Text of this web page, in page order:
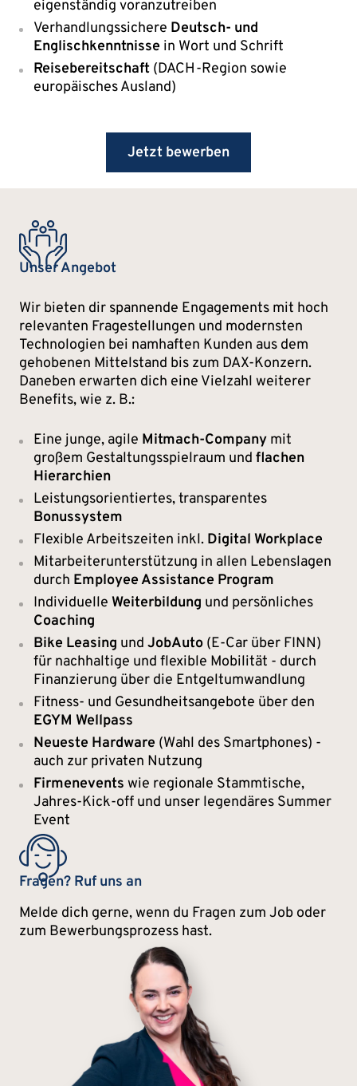
eigenständig voranzutreiben
Verhandlungssichere Deutsch- und
Englischkenntnisse in Wort und Schrift
Reisebereitschaft (DACH-Region sowie
europäisches Ausland)
Jetzt bewerben
Unser Angebot
Wir bieten dir spannende Engagements mit hoch
relevanten Fragestellungen und modernsten
Technologien bei namhaften Kunden aus dem
gehobenen Mittelstand bis zum DAX-Konzern.
Daneben erwarten dich eine Vielzahl weiterer
Benefits, wie z. B.:
Eine junge, agile Mitmach-Company mit
großem Gestaltungsspielraum und flachen
Hierarchien
Leistungsorientiertes, transparentes
Bonussystem
Flexible Arbeitszeiten inkl. Digital Workplace
Mitarbeiterunterstützung in allen Lebenslagen
durch Employee Assistance Program
Individuelle Weiterbildung und persönliches
Coaching
Bike Leasing und JobAuto (E-Car über FINN)
für nachhaltige und flexible Mobilität - durch
Finanzierung über die Entgeltumwandlung
Fitness- und Gesundheitsangebote über den
EGYM Wellpass
Neueste Hardware (Wahl des Smartphones) -
auch zur privaten Nutzung
Firmenevents wie regionale Stammtische,
Jahres-Kick-off und unser legendäres Summer
Event
Fragen? Ruf uns an
Melde dich gerne, wenn du Fragen zum Job oder
zum Bewerbungsprozess hast.